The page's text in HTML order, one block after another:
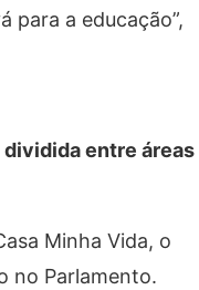
para a educação”,
dividida entre áreas
Minha Vida, o
no Parlamento.